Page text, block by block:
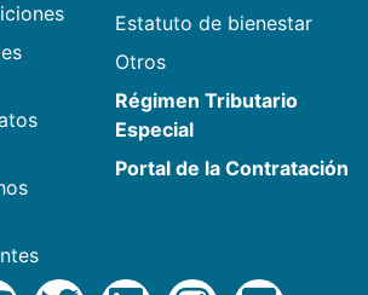
Estatuto de bienestar
Otros
Régimen Tributario
Especial
Portal de la Contratación